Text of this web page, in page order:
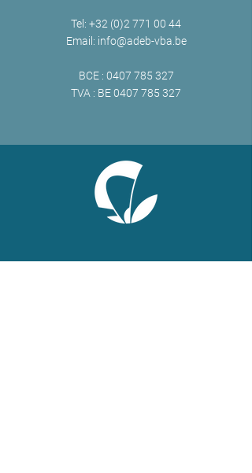
Tel: +32 (0)2 771 00 44
Email: info@adeb-vba.be
BCE : 0407 785 327
TVA : BE0407 785 327